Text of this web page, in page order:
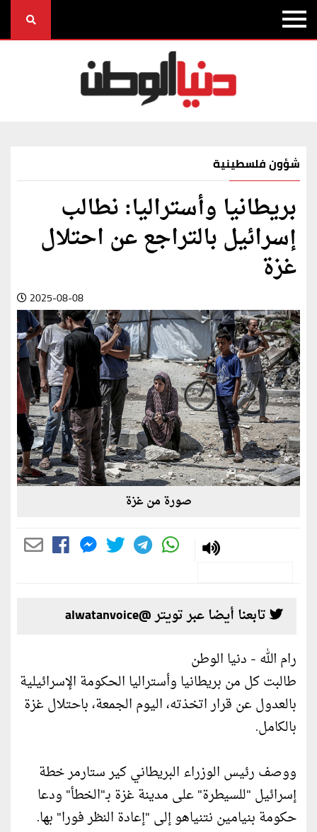
شؤون فلسطينية
بريطانيا وأستراليا: نطالب
إسرائيل بالتراجع عن احتلال
غزة
2025-08-08
صورة من غزة
تابعنا أيضا عبر تويتر @alwatanvoice
رام الله - دنيا الوطن
طالبت كل من بريطانيا وأستراليا الحكومة الإسرائيلية
بالعدول عن قرار اتخذته، اليوم الجمعة، باحتلال غزة
بالكامل.
ووصف رئيس الوزراء البريطاني كير ستارمر خطة
إسرائيل "للسيطرة" على مدينة غزة بـ"الخطأ" ودعا
حكومة بنيامين نتنياهو إلى "إعادة النظر فورا" بها.